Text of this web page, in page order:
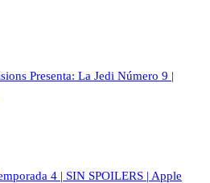
Presenta: La Jedi Número 9 |
4 | SIN SPOILERS | Apple